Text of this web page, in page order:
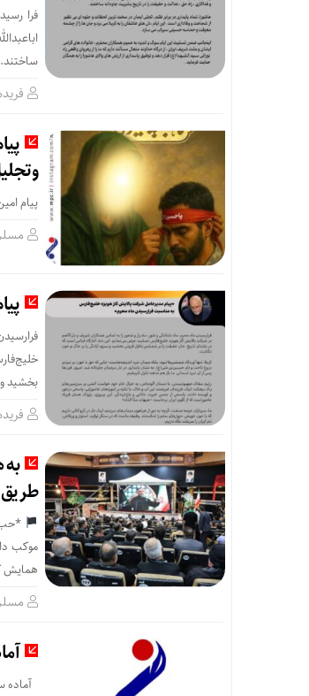
فرا
پیام
بخشید
*حب
موکب
همایش
آماده